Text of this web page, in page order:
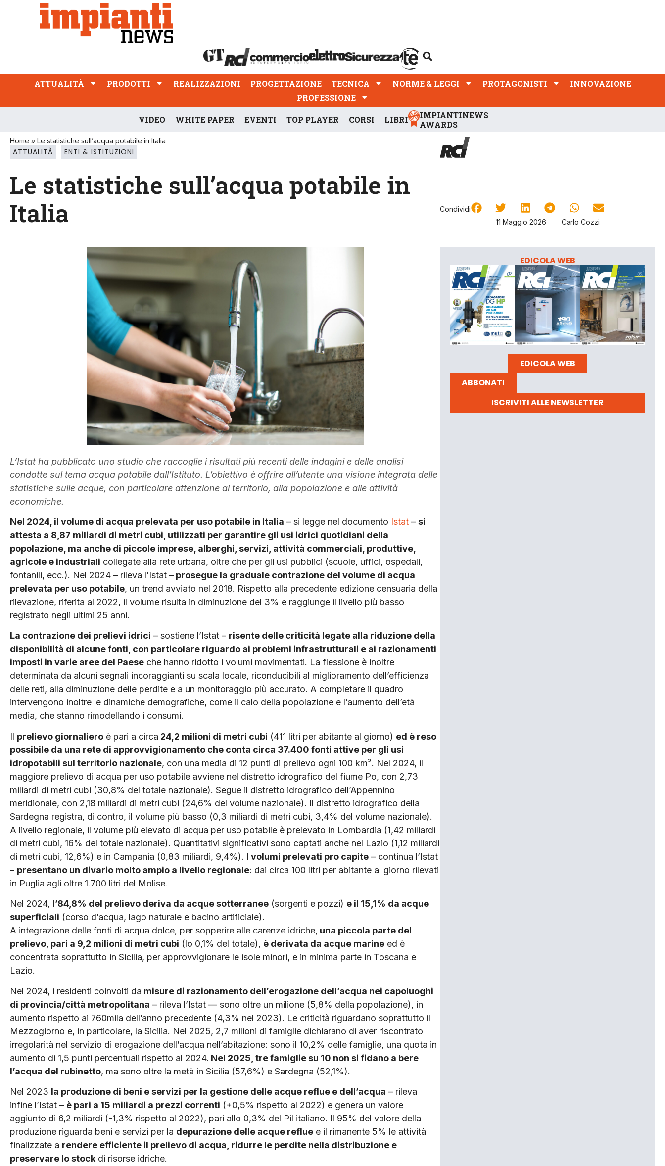
ATTUALITÀ PRODOTTI REALIZZAZIONI
PROFESSIONE
ATTUALITÀ PRODOTTI REALIZZAZIONI PROGETTAZIONE TECNICA NORME & LEGGI PROTAGONISTI
INNOVAZIONE
PROFESSIONE
VIDEO WHITE PAPER EVENTI TOP PLAYER CORSI LIBRI
IMPIANTINEWS
AWARDS
Home » Le statistiche sull’acqua potabile in Italia
ATTUALITÀ ENTI & ISTITUZIONI
Le statistiche sull’acqua potabile in
Italia
Condividi
11 Maggio 2026
Carlo Cozzi
L’Istat ha pubblicato uno studio che raccoglie i risultati più recenti delle indagini e delle analisi
condotte sul tema acqua potabile dall’Istituto. L’obiettivo è offrire all’utente una visione integrata delle
statistiche sulle acque, con particolare attenzione al territorio, alla popolazione e alle attività
economiche.
Nel 2024, il volume di acqua prelevata per uso potabile in Italia – si legge nel documento Istat – si
attesta a 8,87 miliardi di metri cubi, utilizzati per garantire gli usi idrici quotidiani della
popolazione, ma anche di piccole imprese, alberghi, servizi, attività commerciali, produttive,
agricole e industriali collegate alla rete urbana, oltre che per gli usi pubblici (scuole, uffici, ospedali,
fontanili, ecc.). Nel 2024 – rileva l’Istat – prosegue la graduale contrazione del volume di acqua
prelevata per uso potabile, un trend avviato nel 2018. Rispetto alla precedente edizione censuaria della
rilevazione, riferita al 2022, il volume risulta in diminuzione del 3% e raggiunge il livello più basso
registrato negli ultimi 25 anni.
La contrazione dei prelievi idrici – sostiene l’Istat – risente delle criticità legate alla riduzione della
disponibilità di alcune fonti, con particolare riguardo ai problemi infrastrutturali e ai razionamenti
imposti in varie aree del Paese che hanno ridotto i volumi movimentati. La flessione è inoltre
determinata da alcuni segnali incoraggianti su scala locale, riconducibili al miglioramento dell’efficienza
delle reti, alla diminuzione delle perdite e a un monitoraggio più accurato. A completare il quadro
intervengono inoltre le dinamiche demografiche, come il calo della popolazione e l’aumento dell’età
media, che stanno rimodellando i consumi.
Il prelievo giornaliero è pari a circa 24,2 milioni di metri cubi (411 litri per abitante al giorno) ed è reso
possibile da una rete di approvvigionamento che conta circa 37.400 fonti attive per gli usi
idropotabili sul territorio nazionale, con una media di 12 punti di prelievo ogni 100 km². Nel 2024, il
maggiore prelievo di acqua per uso potabile avviene nel distretto idrografico del fiume Po, con 2,73
miliardi di metri cubi (30,8% del totale nazionale). Segue il distretto idrografico dell’Appennino
meridionale, con 2,18 miliardi di metri cubi (24,6% del volume nazionale). Il distretto idrografico della
Sardegna registra, di contro, il volume più basso (0,3 miliardi di metri cubi, 3,4% del volume nazionale).
A livello regionale, il volume più elevato di acqua per uso potabile è prelevato in Lombardia (1,42 miliardi
di metri cubi, 16% del totale nazionale). Quantitativi significativi sono captati anche nel Lazio (1,12 miliardi
di metri cubi, 12,6%) e in Campania (0,83 miliardi, 9,4%). I volumi prelevati pro capite – continua l’Istat
– presentano un divario molto ampio a livello regionale: dai circa 100 litri per abitante al giorno rilevati
in Puglia agli oltre 1.700 litri del Molise.
Nel 2024, l’84,8% del prelievo deriva da acque sotterranee (sorgenti e pozzi) e il 15,1% da acque
superficiali (corso d’acqua, lago naturale e bacino artificiale).
A integrazione delle fonti di acqua dolce, per sopperire alle carenze idriche, una piccola parte del
prelievo, pari a 9,2 milioni di metri cubi (lo 0,1% del totale), è derivata da acque marine ed è
concentrata soprattutto in Sicilia, per approvvigionare le isole minori, e in minima parte in Toscana e
Lazio.
Nel 2024, i residenti coinvolti da misure di razionamento dell’erogazione dell’acqua nei capoluoghi
di provincia/città metropolitana – rileva l’Istat — sono oltre un milione (5,8% della popolazione), in
aumento rispetto ai 760mila dell’anno precedente (4,3% nel 2023). Le criticità riguardano soprattutto il
Mezzogiorno e, in particolare, la Sicilia. Nel 2025, 2,7 milioni di famiglie dichiarano di aver riscontrato
irregolarità nel servizio di erogazione dell’acqua nell’abitazione: sono il 10,2% delle famiglie, una quota in
aumento di 1,5 punti percentuali rispetto al 2024. Nel 2025, tre famiglie su 10 non si fidano a bere
l’acqua del rubinetto, ma sono oltre la metà in Sicilia (57,6%) e Sardegna (52,1%).
Nel 2023 la produzione di beni e servizi per la gestione delle acque reflue e dell’acqua – rileva
infine l’Istat – è pari a 15 miliardi a prezzi correnti (+0,5% rispetto al 2022) e genera un valore
aggiunto di 6,2 miliardi (-1,3% rispetto al 2022), pari allo 0,3% del Pil italiano. Il 95% del valore della
produzione riguarda beni e servizi per la depurazione delle acque reflue e il rimanente 5% le attività
finalizzate a rendere efficiente il prelievo di acqua, ridurre le perdite nella distribuzione e
preservare lo stock di risorse idriche.
EDICOLA WEB
EDICOLA WEB
ABBONATI
ISCRIVITI ALLE NEWSLETTER